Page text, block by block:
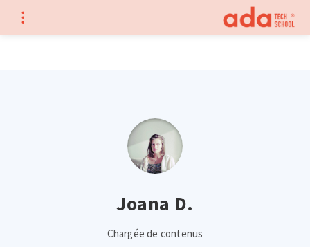
Home
Joana D.
Chargée de contenus